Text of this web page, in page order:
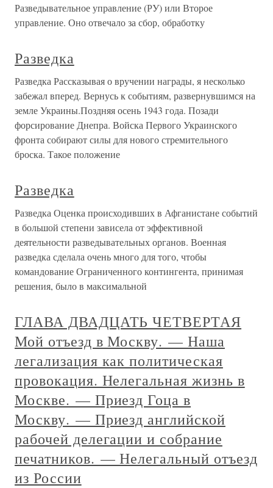
Разведывательное управление (РУ) или Второе
управление. Оно отвечало за сбор, обработку
Разведка
Разведка Рассказывая о вручении награды, я несколько
забежал вперед. Вернусь к событиям, развернувшимся на
земле Украины.Поздняя осень 1943 года. Позади
форсирование Днепра. Войска Первого Украинского
фронта собирают силы для нового стремительного
броска. Такое положение
Разведка
Разведка Оценка происходивших в Афганистане событий
в большой степени зависела от эффективной
деятельности разведывательных органов. Военная
разведка сделала очень много для того, чтобы
командование Ограниченного контингента, принимая
решения, было в максимальной
ГЛАВА ДВАДЦАТЬ ЧЕТВЕРТАЯ
Мой отъезд в Москву. — Наша
легализация как политическая
провокация. Нелегальная жизнь в
Москве. — Приезд Гоца в
Москву. — Приезд английской
рабочей делегации и собрание
печатников. — Нелегальный отъезд
из России